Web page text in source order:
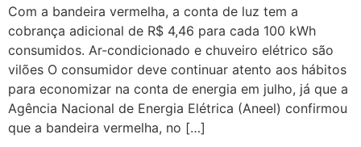
Com a bandeira vermelha, a conta de luz tem a
cobrança adicional de R$ 4,46 para cada 100 kWh
consumidos. Ar-condicionado e chuveiro elétrico são
vilões O consumidor deve continuar atento aos hábitos
para economizar na conta de energia em julho, já que a
Agência Nacional de Energia Elétrica (Aneel) confirmou
que a bandeira vermelha, no […]